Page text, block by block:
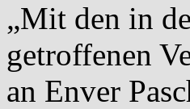
„Mit den in
getroffenen
an Enver